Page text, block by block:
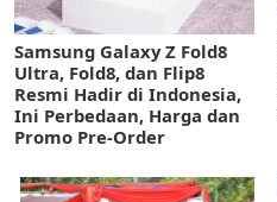
Samsung Galaxy Z Fold8
Ultra, Fold8, dan Flip8
Resmi Hadir di Indonesia,
Ini Perbedaan, Harga dan
Promo Pre-Order